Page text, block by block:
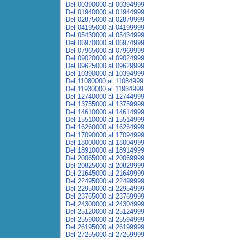
Del 00390000 al 00394999
Del 01940000 al 01944999
Del 02875000 al 02879999
Del 04195000 al 04199999
Del 05430000 al 05434999
Del 06970000 al 06974999
Del 07965000 al 07969999
Del 09020000 al 09024999
Del 09625000 al 09629999
Del 10390000 al 10394999
Del 11080000 al 11084999
Del 11930000 al 11934999
Del 12740000 al 12744999
Del 13755000 al 13759999
Del 14610000 al 14614999
Del 15510000 al 15514999
Del 16260000 al 16264999
Del 17090000 al 17094999
Del 18000000 al 18004999
Del 18910000 al 18914999
Del 20065000 al 20069999
Del 20825000 al 20829999
Del 21645000 al 21649999
Del 22495000 al 22499999
Del 22950000 al 22954999
Del 23765000 al 23769999
Del 24300000 al 24304999
Del 25120000 al 25124999
Del 25590000 al 25594999
Del 26195000 al 26199999
Del 27255000 al 27259999